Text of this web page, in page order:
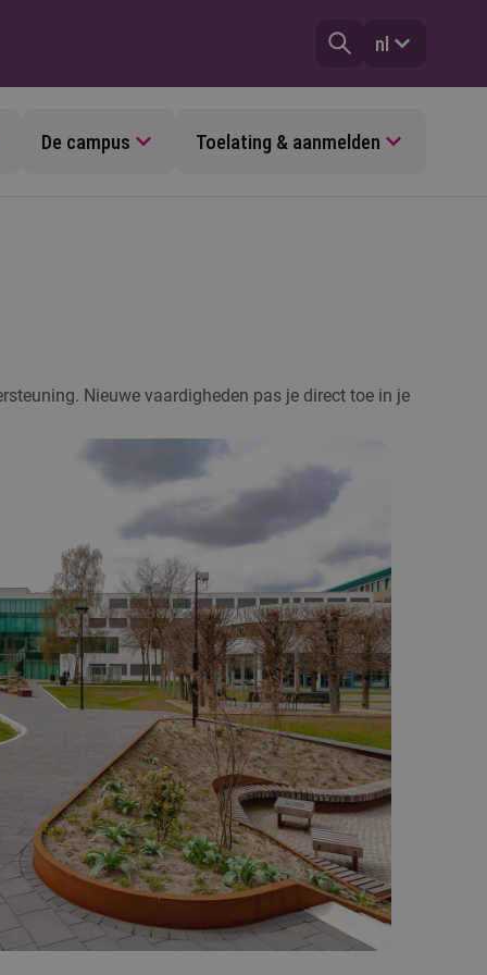
nl
De campus Toelating & aanmelden
Nieuwe vaardigheden pas je direct toe in je